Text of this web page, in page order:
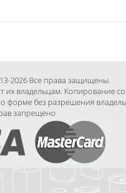
2026 Все права защищены.
их владельцам. Копирование
форме без разрешения
запрещено